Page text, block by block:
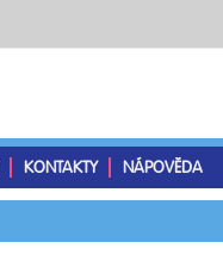
KONTAKTY NÁPOVĚDA